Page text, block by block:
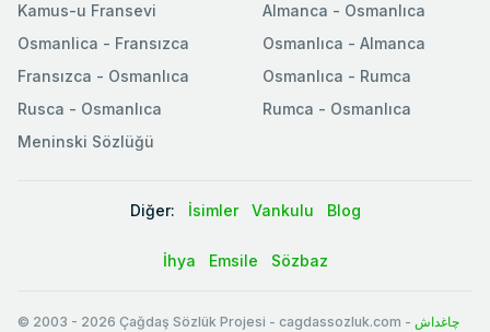
Kamus-u Fransevi
Osmanlica - Fransızca
Fransızca - Osmanlıca
Rusca - Osmanlıca
Meninski Sözlüğü
Almanca - Osmanlıca
Osmanlıca - Almanca
Osmanlıca - Rumca
Rumca - Osmanlıca
Diğer: İsimler Vankulu Blog
İhya Emsile Sözbaz
© 2003 - 2026 Çağdaş Sözlük Projesi - cagdassozluk.com - چاغداش